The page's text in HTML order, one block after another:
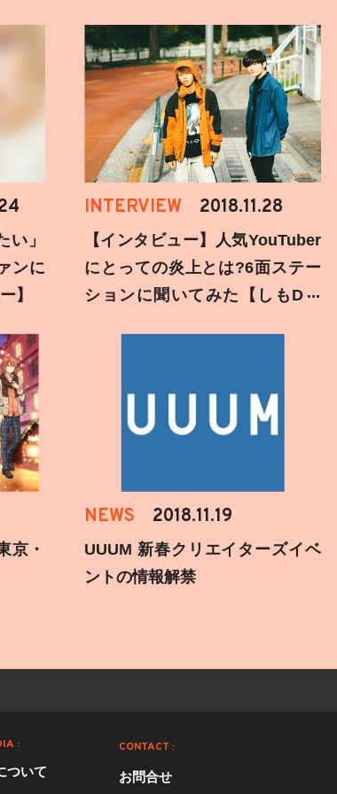
い」
ンに
】
INTERVIEW 2018.11.28
【インタビュー】人気YouTuber
にとっての炎上とは?6面ステー
ションに聞いてみた【しもD遅
京・
NEWS 2018.11.19
UUUM 新春クリエイターズイベ
ントの情報解禁
:
ついて
CONTACT :
お問合せ